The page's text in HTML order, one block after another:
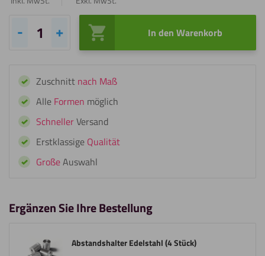
Abstandshalter
Stück)
Menge
In den Warenkorb
Zuschnitt nach Maß
Alle Formen möglich
SchnellerVersand
Erstklassige Qualität
GroßeAuswahl
Ergänzen Sie Ihre Bestellung
Abstandshalter Edelstahl (4 Stück)